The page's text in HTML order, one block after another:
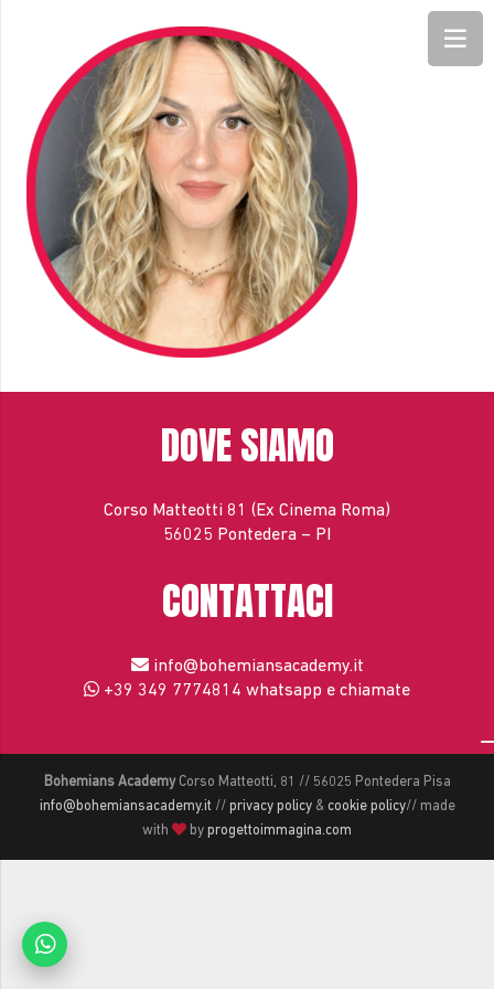
DOVE SIAMO
Corso Matteotti 81 (Ex Cinema Roma)
56025 Pontedera – PI
CONTATTACI
info@bohemiansacademy.it
+39 349 7774814 whatsapp e chiamate
Bohemians AcademyCorso Matteotti, 81 // 56025 Pontedera Pisa
info@bohemiansacademy.it// privacy policy& cookie policy// made
with
by progettoimmagina.com